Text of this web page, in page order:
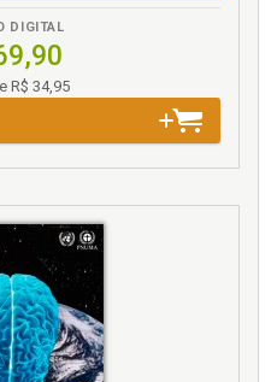
DIGITAL
R$ 34,95